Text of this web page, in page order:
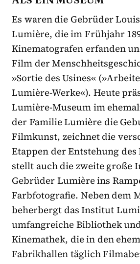
Es waren die Gebrüder
Lumière, die im Frühjahr
Kinematografen erfanden
Film der
»Sortie des Usines«
Lumière-Werke«). Heute
Lumière-Museum im
der Familie Lumière die
Filmkunst, zeichnet die
Etappen der Entstehung
stellt auch die zweite große
Gebrüder Lumière ins
Farbfotografie. Neben dem
beherbergt das Institut
umfangreicheBibliothek
Kinemathek, die in den
Fabrikhallen täglich